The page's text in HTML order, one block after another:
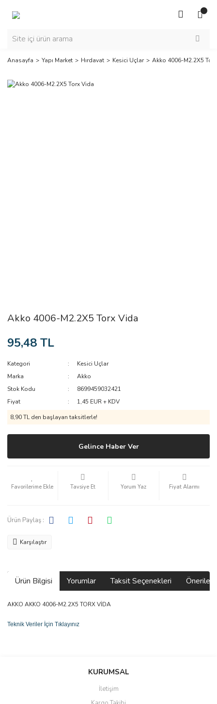
Anasayfa Yapı Market Hırdavat Kesici Uçlar Akko 4006-M2.2X5
Akko 4006-M2.2X5 Torx Vida
95,48 TL
Kategori
Kesici Uçlar
Marka
Akko
Stok Kodu
8699459032421
Fiyat
1,45 EUR + KDV
8,90 TL den başlayan taksitlerle!
Gelince Haber Ver
Tavsiye Et Yorum Yaz Fiyat Alarmı
Ürün Paylaş :
Karşılaştır
Ürün Bilgisi Yorumlar Taksit Seçenekleri
AKKO AKKO 4006-M2.2X5 TORX VİDA
Teknik Veriler İçin Tıklayınız
Bu ürüne ilk yorumu siz yapın!
KURUMSAL
İletişim